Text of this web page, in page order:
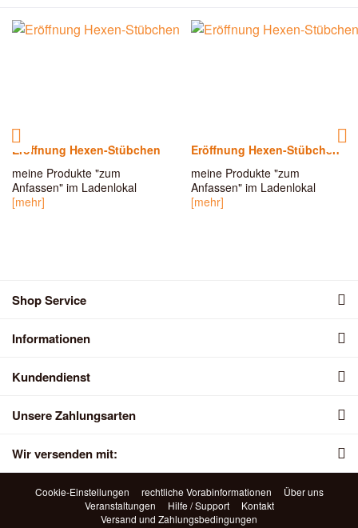
Eröffnung Hexen-Stübchen
meine Produkte "zum
Anfassen" im Ladenlokal
[mehr]
Eröffnung Hexen-Stübchen
meine Produkte "zum
Anfassen" im Ladenlokal
[mehr]
Shop Service
Informationen
Kundendienst
Unsere Zahlungsarten
Wir versenden mit:
Cookie-Einstellungen rechtliche Vorabinformationen
Über uns
Veranstaltungen
Hilfe / Support
Kontakt
Versand und Zahlungsbedingungen